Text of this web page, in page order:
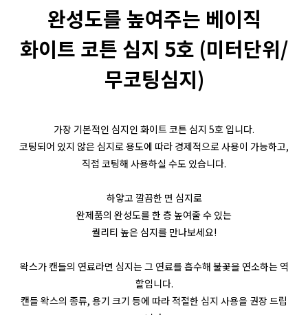
완성도를 높여주는 베이직
화이트 코튼 심지 5호 (미터단위/
무코팅심지)
가장 기본적인 심지인 화이트 코튼 심지 5호 입니다.
코팅되어 있지 않은 심지로 용도에 따라 경제적으로 사용이 가능하고,
직접 코팅해 사용하실 수도 있습니다.
하얗고 깔끔한 면 심지로
완제품의 완성도를 한 층 높여줄 수 있는
퀄리티 높은 심지를 만나보세요!
왁스가 캔들의 연료라면 심지는 그 연료를 흡수해 불꽃을 연소하는 역
할입니다.
캔들 왁스의 종류, 용기 크기 등에 따라 적절한 심지 사용을 권장 드립